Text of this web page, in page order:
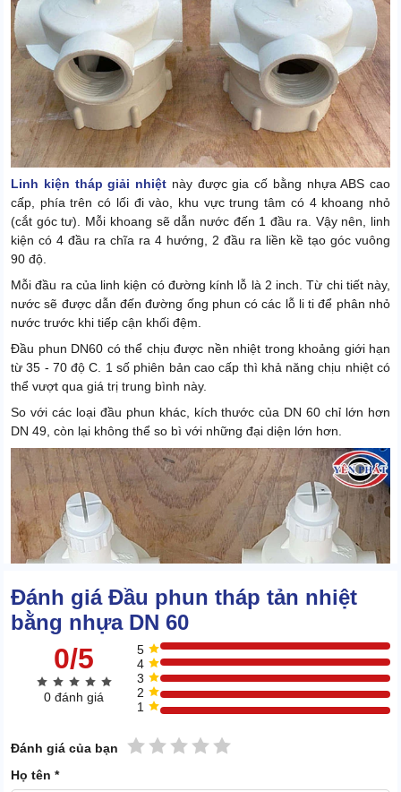
Linh kiện tháp giải nhiệt này được gia cố bằng nhựa ABS cao
cấp, phía trên có lối đi vào, khu vực trung tâm có 4 khoang nhỏ
(cắt góc tư). Mỗi khoang sẽ dẫn nước đến 1 đầu ra. Vậy nên, linh
kiện có 4 đầu ra chĩa ra 4 hướng, 2 đầu ra liền kề tạo góc vuông
90 độ.
Mỗi đầu ra của linh kiện có đường kính lỗ là 2 inch. Từ chi tiết này,
nước sẽ được dẫn đến đường ống phun có các lỗ li ti để phân nhỏ
nước trước khi tiếp cận khối đệm.
Đầu phun DN60 có thể chịu được nền nhiệt trong khoảng giới hạn
từ 35 - 70 độ C. 1 số phiên bản cao cấp thì khả năng chịu nhiệt có
thể vượt qua giá trị trung bình này.
So với các loại đầu phun khác, kích thước của DN 60 chỉ lớn hơn
DN 49, còn lại không thể so bì với những đại diện lớn hơn.
quy mô nhỏ. Trong đó, các thiết bị có công suất 15RT, 20RT là có
Đánh giá Đầu phun tháp tản nhiệt
bằng nhựa DN 60
0/5
0 đánh giá
5
4
3
2
1
Đánh giá của bạn 5 sao
4 sao
3 sao
2 sao
1 sao
Họ tên *